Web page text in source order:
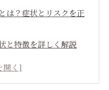
は？症状とリスクを正
と特徴を詳しく解説